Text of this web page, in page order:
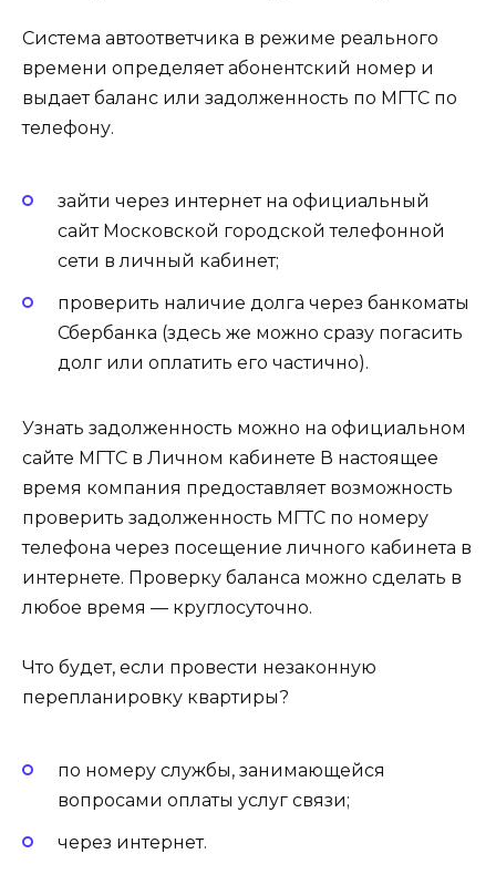
Система автоответчика в режиме реального
времени определяет абонентский номер и
выдает баланс или задолженность по МГТС по
телефону.
зайти через интернет на официальный
сайт Московской городской телефонной
сети в личный кабинет;
проверить наличие долга через банкоматы
Сбербанка (здесь же можно сразу погасить
долг или оплатить его частично).
Узнать задолженность можно на официальном
сайте МГТС в Личном кабинете В настоящее
время компания предоставляет возможность
проверить задолженность МГТС по номеру
телефона через посещение личного кабинета в
интернете. Проверку баланса можно сделать в
любое время — круглосуточно.
Что будет, если провести незаконную
перепланировку квартиры?
по номеру службы, занимающейся
вопросами оплаты услуг связи;
через интернет.